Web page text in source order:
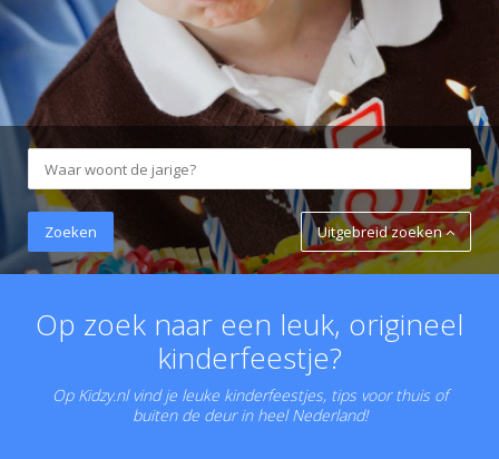
Uitgebreid zoeken
Op zoek naar een leuk, origineel
kinderfeestje?
Op Kidzy.nl vind je leuke kinderfeestjes, tips voor thuis of
buiten de deur in heel Nederland!